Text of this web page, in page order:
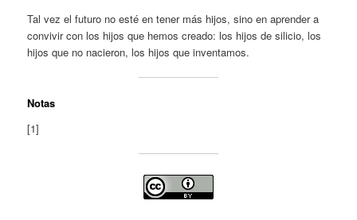
Tal vez el futuro no esté en tener más hijos, sino en aprender a
convivir con los hijos que hemos creado: los hijos de silicio, los
hijos que no nacieron, los hijos que inventamos.
Notas
[1]